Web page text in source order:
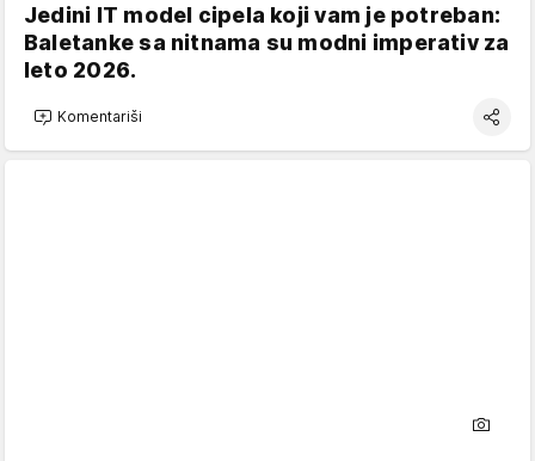
Jedini IT model cipela koji vam je potreban:
Baletanke sa nitnama su modni imperativ za
leto 2026.
Komentariši